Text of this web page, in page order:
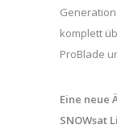
komplett
ProBlade
Eine neue
SNOWsat